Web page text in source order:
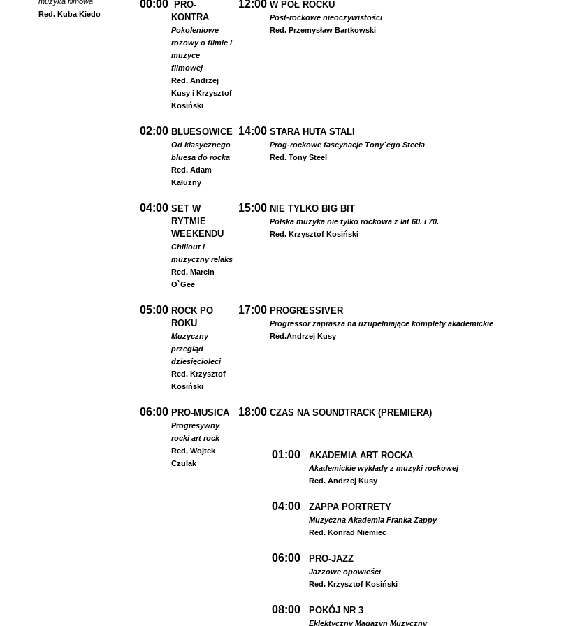
Red. Kuba Kiedo
00:00
PRO-
KONTRA
Pokoleniowe
rozowy o filmie i
muzyce
filmowej
Red. Andrzej
Kusy i Krzysztof
Kosiński
12:00 W PÓŁ ROCKU
Post-rockowe nieoczywistości
Red. Przemysław Bartkowski
02:00 BLUESOWICE
Od klasycznego
bluesa do rocka
Red. Adam
Kałużny
14:00 STARA HUTA STALI
Prog-rockowe fascynacje Tony`ego Steela
Red. Tony Steel
04:00 SET W
RYTMIE
WEEKENDU
Chillout i
muzyczny relaks
Red. Marcin
O`Gee
15:00 NIE TYLKO BIG BIT
Polska muzyka nie tylko rockowa z lat 60. i 70.
Red. Krzysztof Kosiński
05:00 ROCK PO
ROKU
Muzyczny
przegląd
dziesięcioleci
Red. Krzysztof
Kosiński
17:00 PROGRESSIVER
Progressor zaprasza na uzupełniające komplety akademickie
Red.Andrzej Kusy
06:00 PRO-MUSICA
Progresywny
rocki art rock
Red. Wojtek
Czulak
18:00 CZAS NA SOUNDTRACK (PREMIERA)
01:00 AKADEMIA ART ROCKA
Akademickie wykłady z muzyki rockowej
Red. Andrzej Kusy
04:00 ZAPPA PORTRETY
Muzyczna Akademia Franka Zappy
Red. Konrad Niemiec
06:00 PRO-JAZZ
Jazzowe opowieści
Red. Krzysztof Kosiński
08:00 POKÓJ NR 3
Eklektyczny Magazyn Muzyczny